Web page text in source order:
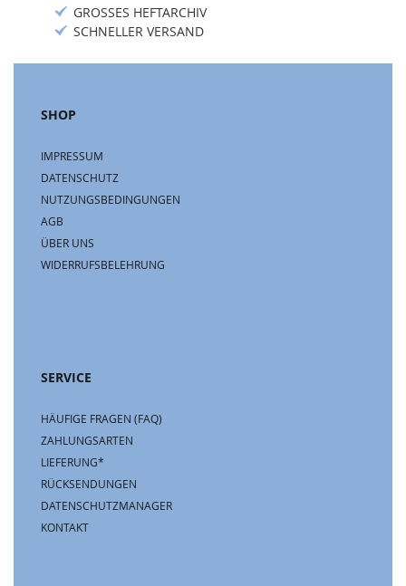
GROSSES HEFTARCHIV
SCHNELLER VERSAND
SHOP
IMPRESSUM
DATENSCHUTZ
NUTZUNGSBEDINGUNGEN
AGB
ÜBER UNS
WIDERRUFSBELEHRUNG
SERVICE
HÄUFIGE FRAGEN (FAQ)
ZAHLUNGSARTEN
LIEFERUNG*
RÜCKSENDUNGEN
DATENSCHUTZMANAGER
KONTAKT